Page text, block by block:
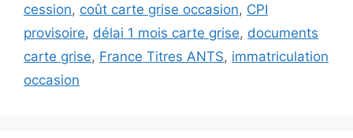
cession, coût carte grise occasion, CPI
provisoire, délai 1 mois carte grise, documents
carte grise, France Titres ANTS, immatriculation
occasion